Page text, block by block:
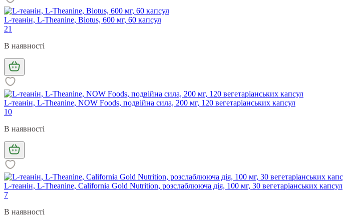
L-теанін, L-Theanine, Biotus, 600 мг, 60 капсул
21
В наявності
L-теанін, L-Theanine, NOW Foods, подвійна сила, 200 мг, 120 вегетаріанських капсул
10
В наявності
L-теанін, L-Theanine, California Gold Nutrition, розслаблююча дія, 100 мг, 30 вегетаріанських капсул
7
В наявності